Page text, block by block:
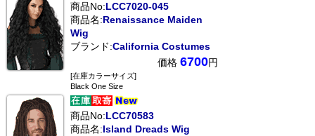
商品No:LCC7020-045
商品名:Renaissance Maiden
Wig
ブランド:California Costumes
価格 6700円
[在庫カラーサイズ]
Black One Size
商品No:LCC70583
商品名:Island Dreads Wig